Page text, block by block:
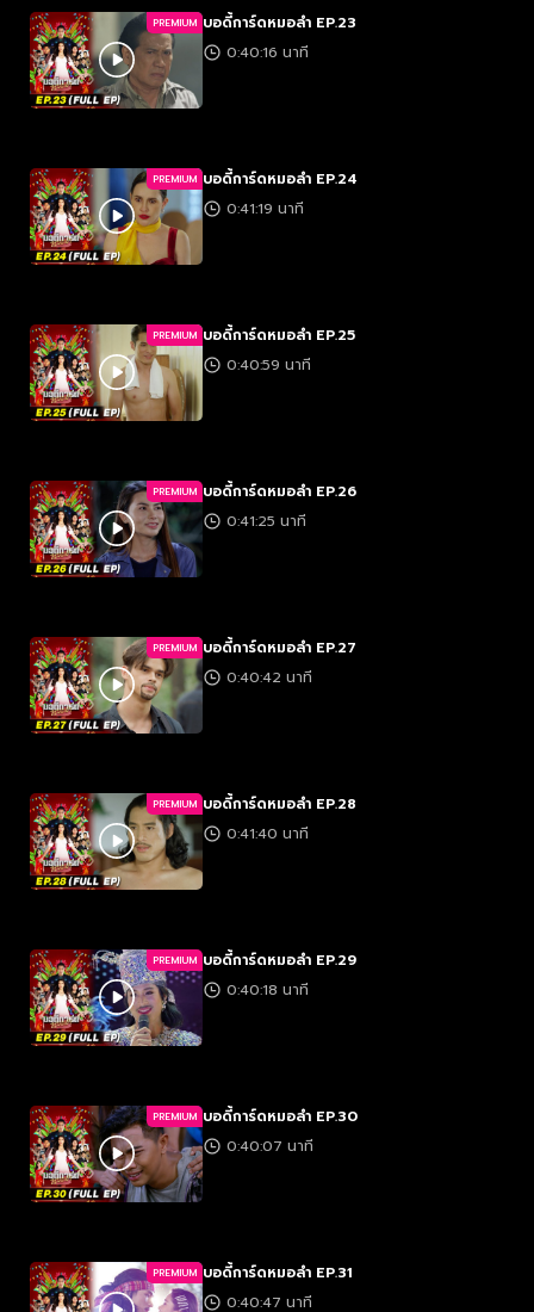
PREMIUM บอดี้การ์ดหมอลำ EP.23
0:40:16 นาที
PREMIUM บอดี้การ์ดหมอลำ EP.24
0:41:19 นาที
PREMIUM บอดี้การ์ดหมอลำ EP.25
0:40:59 นาที
PREMIUM บอดี้การ์ดหมอลำ EP.26
0:41:25 นาที
PREMIUM บอดี้การ์ดหมอลำ EP.27
0:40:42 นาที
PREMIUM บอดี้การ์ดหมอลำ EP.28
0:41:40 นาที
PREMIUM บอดี้การ์ดหมอลำ EP.29
0:40:18 นาที
PREMIUM บอดี้การ์ดหมอลำ EP.30
0:40:07 นาที
PREMIUM บอดี้การ์ดหมอลำ EP.31
0:40:47 นาที